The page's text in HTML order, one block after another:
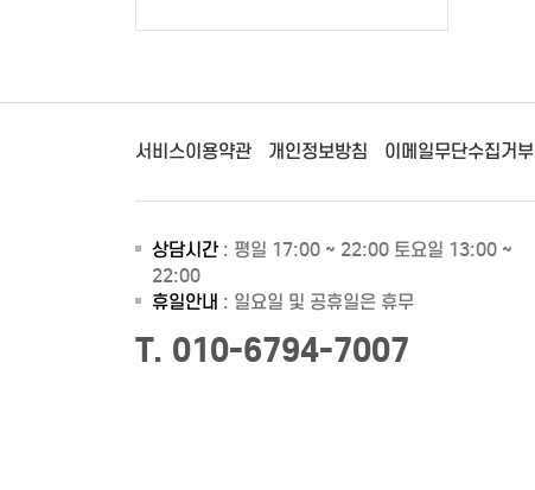
서비스이용약관 개인정보방침 이메일무단수집거부
상담시간: 평일 17:00 ~ 22:00 토요일 13:00 ~
22:00
휴일안내 : 일요일 및 공휴일은 휴무
T. 010-6794-7007